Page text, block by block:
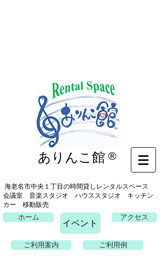
イベント
ありんこ館 ®
海老名市中央１丁目の時間貸しレンタルスペース
会議室 音楽スタジオ ハウススタジオ キッチン
カー 移動販売
ホーム
イベント
アクセス
ご利用案内 ご利用例